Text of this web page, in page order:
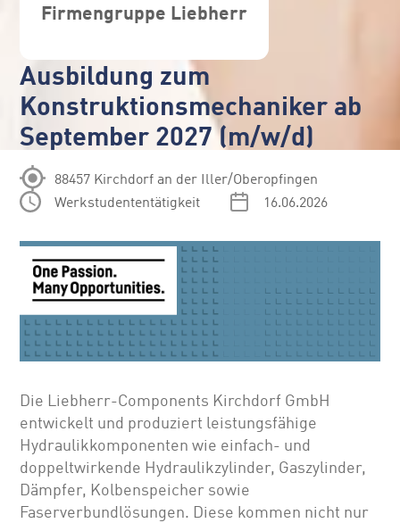
Firmengruppe Liebherr
Ausbildung zum
Konstruktionsmechaniker ab
September 2027 (m/w/d)
88457 Kirchdorf an der Iller/Oberopfingen
Werkstudententätigkeit
16.06.2026
Die Liebherr-Components Kirchdorf GmbH
entwickelt und produziert leistungsfähige
Hydraulikkomponenten wie einfach- und
doppeltwirkende Hydraulikzylinder, Gaszylinder,
Dämpfer, Kolbenspeicher sowie
Faserverbundlösungen. Diese kommen nicht nur